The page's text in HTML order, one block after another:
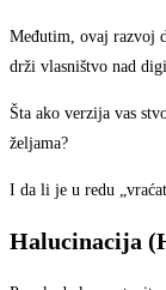
Međutim, ovaj razvoj
drži vlasništvo nad
Šta ako verzija vas
željama?
I da li je u redu
Halucinacija